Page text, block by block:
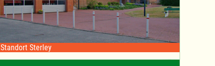
Standort Sterley